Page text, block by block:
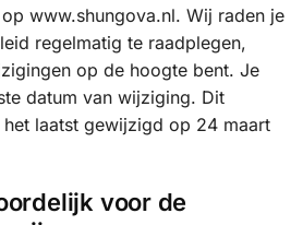
www.shungova.nl. Wij raden je
regelmatig te raadplegen,
op de hoogte bent. Je
datum van wijziging. Dit
laatst gewijzigd op 24 maart
voor de